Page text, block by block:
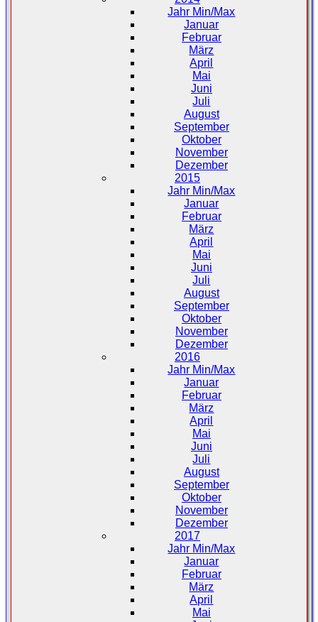
Jahr Min/Max
Januar
Februar
März
April
Mai
Juni
Juli
August
September
Oktober
November
Dezember
2015
Jahr Min/Max
Januar
Februar
März
April
Mai
Juni
Juli
August
September
Oktober
November
Dezember
2016
Jahr Min/Max
Januar
Februar
März
April
Mai
Juni
Juli
August
September
Oktober
November
Dezember
2017
Jahr Min/Max
Januar
Februar
März
April
Mai